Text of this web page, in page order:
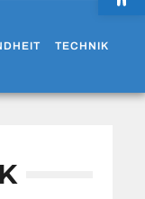
TECHNIK